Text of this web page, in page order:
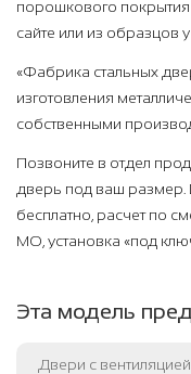
порошкового покрытия
сайте или из образцов
«Фабрика стальных
изготовления
собственными
Позвоните в отдел
дверь под ваш размер.
бесплатно, расчет по
МО, установка «под
Эта модель
Двери с